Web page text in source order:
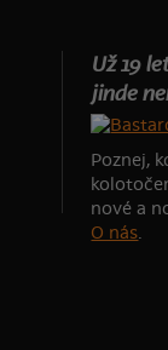
Už 19
jinde
Poznej,
nové a
O nás.